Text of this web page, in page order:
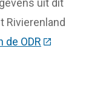
uit dit
Rivierenland
de ODR (Deze